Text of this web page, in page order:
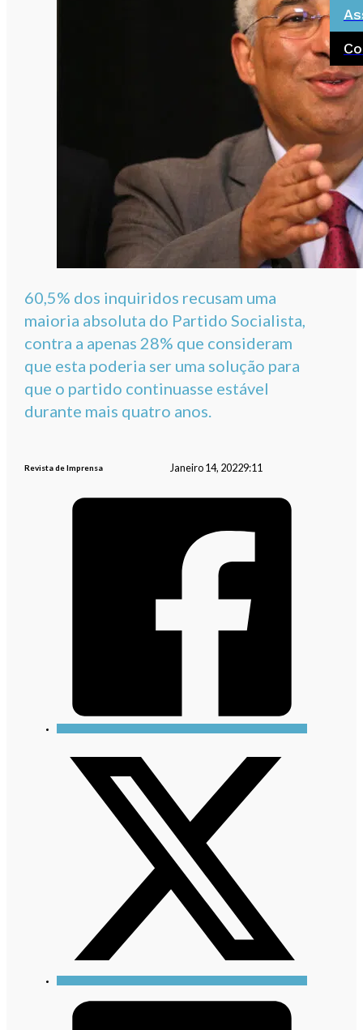
60,5% dos inquiridos recusam uma
maioria absoluta do Partido Socialista,
contra a apenas 28% que consideram
que esta poderia ser uma solução para
que o partido continuasse estável
durante mais quatro anos.
Revista de Imprensa Janeiro 14, 20229:11